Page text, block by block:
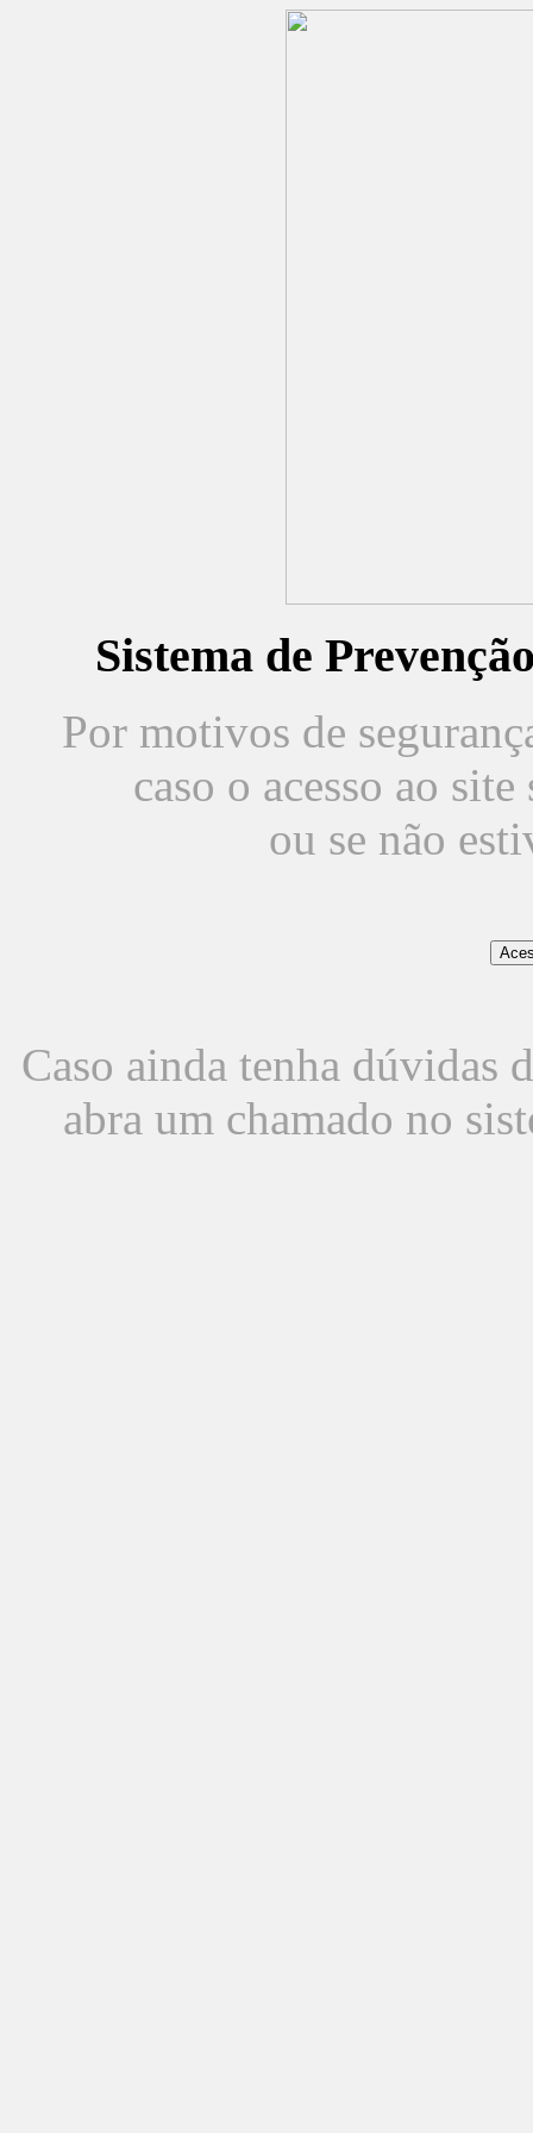
Sistema de
Por motivos de
caso o acesso ao
ou se não
Caso ainda tenha dúvidas
abra um chamado no